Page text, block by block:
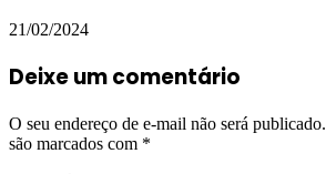
21/02/2024
Deixe um comentário
O seu endereço de e-mail não será publicado.
são marcados com *